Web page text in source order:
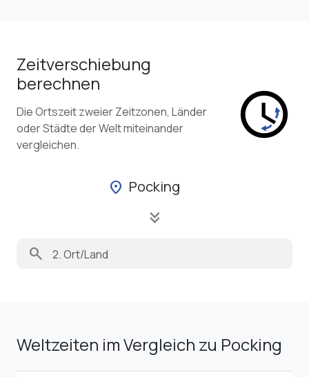
Zeitverschiebung
berechnen
Die Ortszeit zweier Zeitzonen, Länder
oder Städte der Welt miteinander
vergleichen.
location_on Pocking
keyboard_double_arrow_down
search
Weltzeiten im Vergleich zu Pocking